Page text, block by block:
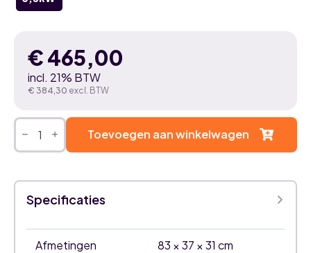
€465,00
incl. 21% BTW
€ 384,30 excl. BTW
DAIKIN
COMFORA
kW
binnenunit
aantal
Toevoegen aan winkelwagen
Specificaties
Afmetingen 83 × 37 × 31 cm